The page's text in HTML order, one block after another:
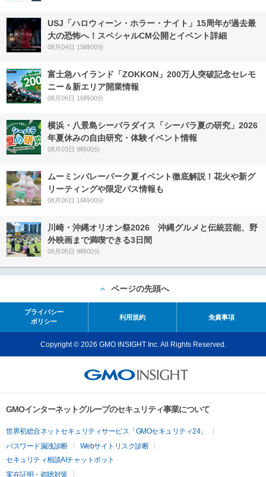
USJ「ハロウィーン・ホラー・ナイト」15周年が過去最
大の恐怖へ！スペシャルCM公開とイベント詳細
08月04日 15時00分
富士急ハイランド「ZOKKON」200万人突破記念セレモ
ニー＆新エリア開業情報
08月06日 16時00分
横浜・八景島シーパラダイス「シーパラ夏の研究」2026
年夏休みの自由研究・体験イベント情報
08月03日 9時00分
ムーミンバレーパーク夏イベント徹底解説！花火や新グ
リーティングや限定パス情報も
08月06日 16時00分
川崎・沖縄オリオン祭2026 沖縄グルメと伝統芸能、野
外映画まで満喫できる3日間
08月05日 9時00分
ページの先頭へ
プライバシー
ポリシー
利用規約 免責事項
Copyright © 2026 GMO INSIGHT Inc. All Rights Reserved.
GMOインターネットグループのセキュリティ事業について
世界初総合ネットセキュリティサービス「GMOセキュリティ24」
パスワード漏洩診断
Webサイトリスク診断
セキュリティ相談AIチャットボット
実在証明・盗聴対策